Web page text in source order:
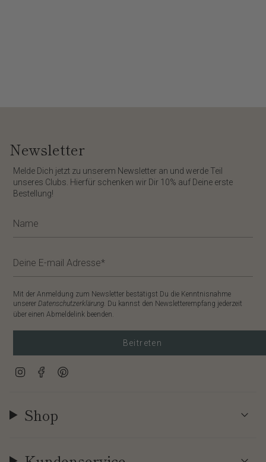
Newsletter
​Melde Dich jetzt zu unserem Newsletter an und werde Teil
unseres Clubs. Hierfür schenken wir Dir 10% auf Deine erste
Bestellung!
Mit der Anmeldung zum Newsletter bestätigst Du die Kenntnisnahme
unserer Datenschutzerklärung. Du kannst den Newsletterempfang jederzeit
über einen Abmeldelink beenden.
Beitreten
InstagramFacebook
Shop